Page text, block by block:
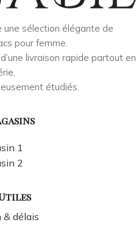
une sélection élégante de
pour femme.
livraison rapide partout en
étudiés.
1
2
& délais